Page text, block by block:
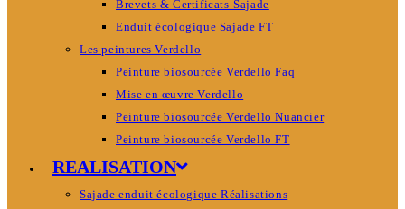
Brevets & Certificats-Sajade
Enduit écologique Sajade FT
Les peintures Verdello
Peinture biosourcée Verdello Faq
Mise en œuvre Verdello
Peinture biosourcée Verdello Nuancier
Peinture biosourcée Verdello FT
REALISATION
Sajade enduit écologique Réalisations